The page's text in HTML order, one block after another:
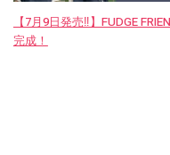
【7月9日発売‼︎】FUDGE
完成！